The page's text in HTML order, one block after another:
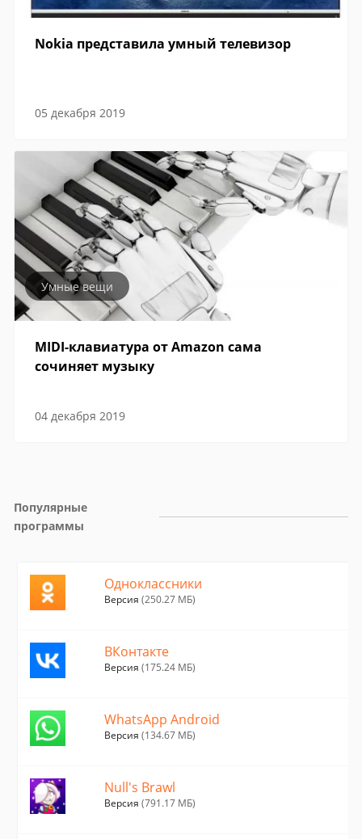
Nokia представила умный телевизор
05 декабря 2019
Умные вещи
MIDI-клавиатура от Amazon сама
сочиняет музыку
04 декабря 2019
Популярные
программы
Одноклассники
Версия (250.27 МБ)
ВКонтакте
Версия (175.24 МБ)
WhatsApp Android
Версия (134.67 МБ)
Null's Brawl
Версия (791.17 МБ)